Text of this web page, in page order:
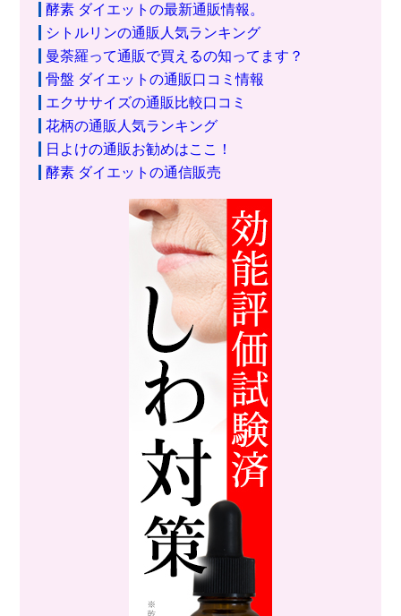
酵素 ダイエットの最新通販情報。
シトルリンの通販人気ランキング
曼荼羅って通販で買えるの知ってます？
骨盤 ダイエットの通販口コミ情報
エクササイズの通販比較口コミ
花柄の通販人気ランキング
日よけの通販お勧めはここ！
酵素 ダイエットの通信販売